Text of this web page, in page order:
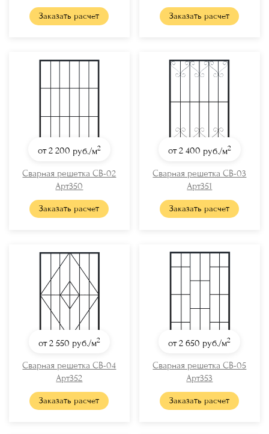
Заказать расчет Заказать расчет
от 2 200 руб./м2
Сварная решетка СВ-02
Арт350
Заказать расчет
от 2 400 руб./м2
Сварная решетка СВ-03
Арт351
Заказать расчет
от 2 550 руб./м2
Сварная решетка СВ-04
Арт352
Заказать расчет
от 2 650 руб./м2
Сварная решетка СВ-05
Арт353
Заказать расчет